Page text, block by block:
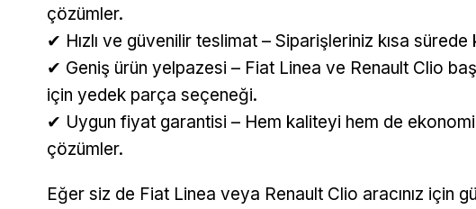
çözümler.
✔ Hızlı ve güvenilir teslimat – Siparişleriniz kısa sürede
✔ Geniş ürün yelpazesi – Fiat Linea ve Renault Clio
için yedek parça seçeneği.
✔ Uygun fiyat garantisi – Hem kaliteyi hem de
çözümler.
Eğer siz de Fiat Linea veya Renault Clio aracınız için